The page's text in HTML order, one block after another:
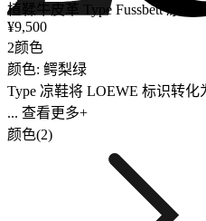
植鞣牛皮革 Type Fussbett 凉鞋
¥9,500
2颜色
颜色: 鳄梨绿
Type 凉鞋将 LOEWE 标识转
... 查看更多+
颜色(2)